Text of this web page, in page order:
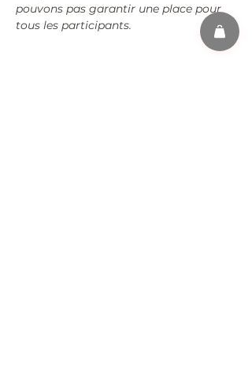
pouvons pas garantir une place pour
tous les participants.